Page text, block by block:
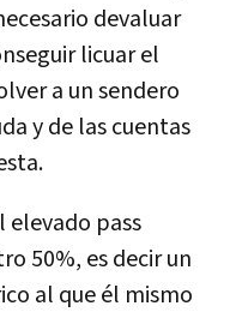
devaluar
licuar el
a un sendero
y de las cuentas
pass
50%, es decir un
al que él mismo